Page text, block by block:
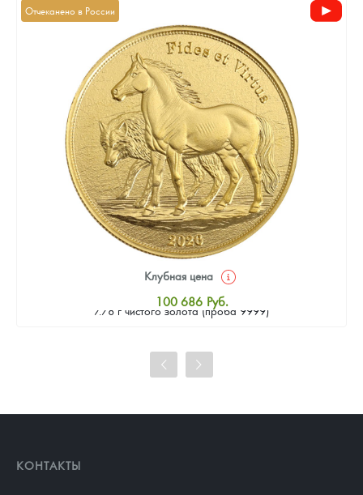
Отчеканено в России
7.78 г чистого золота (проба 9999)
Клубная цена
100 686 Руб.
Стандартная цена
Цена выкупа
КОНТАКТЫ